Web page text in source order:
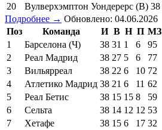
20
Вулверхэмптон Уондерерс (В) 38
Подробнее → Обновлено: 04.06.2026
Поз
Команда И В Н П МЗ
1
Барселона (Ч) 38 31 1 6 95
2
Реал Мадрид 38 27 5 6 77
3
Вильярреал 38 22 6 10 72
4
Атлетико Мадрид 38 21 6 11 62
5
Реал Бетис 38 15 15 8 59
6
Сельта 38 14 12 12 53
7
Хетафе 38 15 6 17 32